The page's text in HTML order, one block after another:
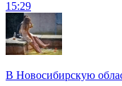
15:29
В Новосибирскую